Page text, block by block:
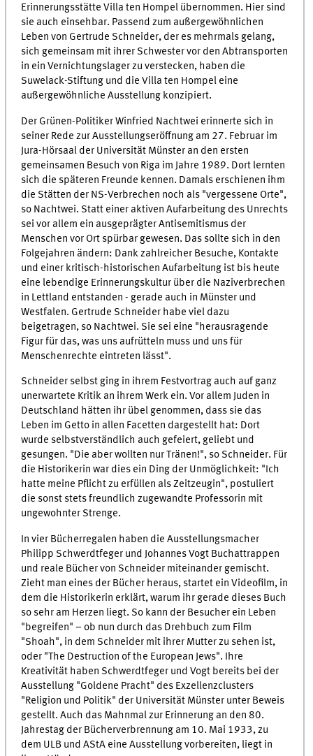
Erinnerungsstätte Villa ten Hompel übernommen. Hier sind
sie auch einsehbar. Passend zum außergewöhnlichen
Leben von Gertrude Schneider, der es mehrmals gelang,
sich gemeinsam mit ihrer Schwester vor den Abtransporten
in ein Vernichtungslager zu verstecken, haben die
Suwelack-Stiftung und die Villa ten Hompel eine
außergewöhnliche Ausstellung konzipiert.
Der Grünen-Politiker Winfried Nachtwei erinnerte sich in
seiner Rede zur Ausstellungseröffnung am 27. Februar im
Jura-Hörsaal der Universität Münster an den ersten
gemeinsamen Besuch von Riga im Jahre 1989. Dort lernten
sich die späteren Freunde kennen. Damals erschienen ihm
die Stätten der NS-Verbrechen noch als "vergessene Orte",
so Nachtwei. Statt einer aktiven Aufarbeitung des Unrechts
sei vor allem ein ausgeprägter Antisemitismus der
Menschen vor Ort spürbar gewesen. Das sollte sich in den
Folgejahren ändern: Dank zahlreicher Besuche, Kontakte
und einer kritisch-historischen Aufarbeitung ist bis heute
eine lebendige Erinnerungskultur über die Naziverbrechen
in Lettland entstanden - gerade auch in Münster und
Westfalen. Gertrude Schneider habe viel dazu
beigetragen, so Nachtwei. Sie sei eine "herausragende
Figur für das, was uns aufrütteln muss und uns für
Menschenrechte eintreten lässt".
Schneider selbst ging in ihrem Festvortrag auch auf ganz
unerwartete Kritik an ihrem Werk ein. Vor allem Juden in
Deutschland hätten ihr übel genommen, dass sie das
Leben im Getto in allen Facetten dargestellt hat: Dort
wurde selbstverständlich auch gefeiert, geliebt und
gesungen. "Die aber wollten nur Tränen!", so Schneider. Für
die Historikerin war dies ein Ding der Unmöglichkeit: "Ich
hatte meine Pflicht zu erfüllen als Zeitzeugin", postuliert
die sonst stets freundlich zugewandte Professorin mit
ungewohnter Strenge.
In vier Bücherregalen haben die Ausstellungsmacher
Philipp Schwerdtfeger und Johannes Vogt Buchattrappen
und reale Bücher von Schneider miteinander gemischt.
Zieht man eines der Bücher heraus, startet ein Videofilm, in
dem die Historikerin erklärt, warum ihr gerade dieses Buch
so sehr am Herzen liegt. So kann der Besucher ein Leben
"begreifen" – ob nun durch das Drehbuch zum Film
"Shoah", in dem Schneider mit ihrer Mutter zu sehen ist,
oder "The Destruction of the European Jews". Ihre
Kreativität haben Schwerdtfeger und Vogt bereits bei der
Ausstellung "Goldene Pracht" des Exzellenzclusters
"Religion und Politik" der Universität Münster unter Beweis
gestellt. Auch das Mahnmal zur Erinnerung an den 80.
Jahrestag der Bücherverbrennung am 10. Mai 1933, zu
dem ULB und AStA eine Ausstellung vorbereiten, liegt in